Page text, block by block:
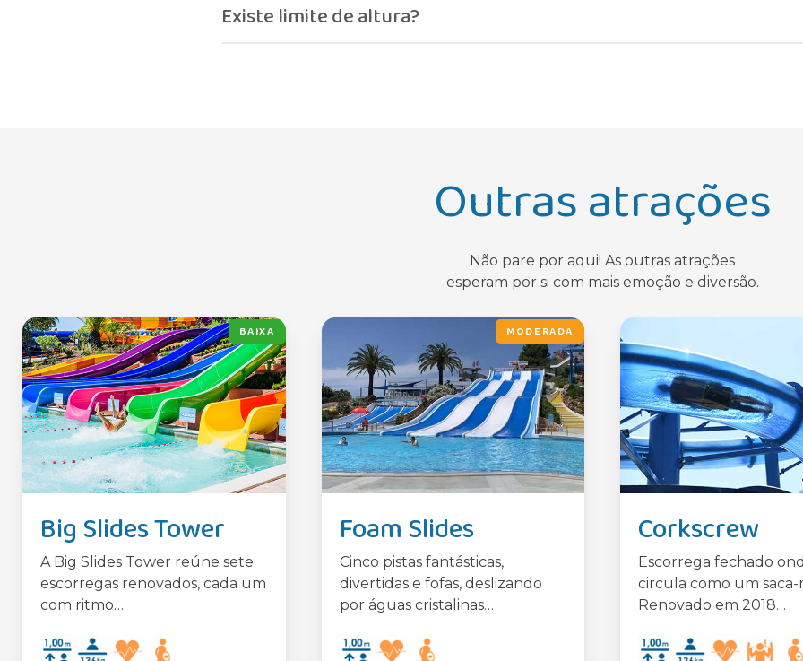
Existe limite de altura?
Outras atrações
Não pare por aqui! As outras atrações
esperam por si com mais emoção e diversão.
BAIXA
Big Slides Tower
A Big Slides Tower reúne sete
escorregas renovados, cada um
com ritmo…
MODERADA
Foam Slides
Cinco pistas fantásticas,
divertidas e fofas, deslizando
por águas cristalinas…
Corkscrew
Escorrega fechado
circula como um saca-
Renovado em 2018…